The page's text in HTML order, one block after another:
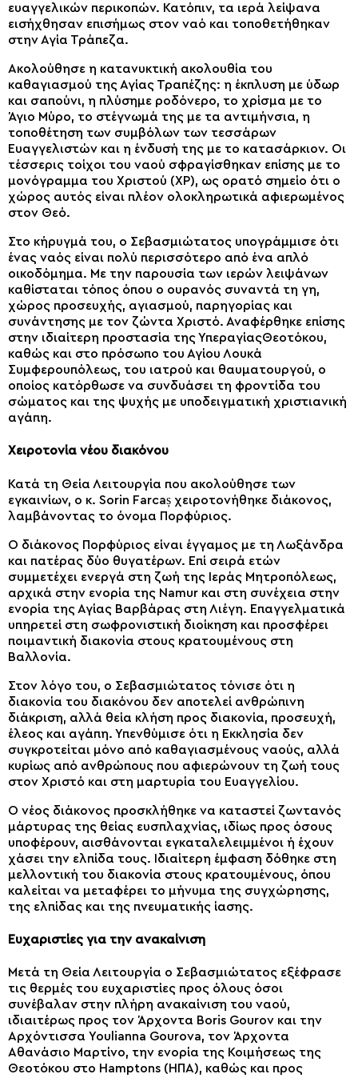
ευαγγελικών περικοπών. Κατόπιν, τα ιερά λείψανα
εισήχθησαν επισήμως στον ναό και τοποθετήθηκαν
στην Αγία Τράπεζα.
Ακολούθησε η κατανυκτική ακολουθία του
καθαγιασμού της Αγίας Τραπέζης: η έκπλυση με ύδωρ
και σαπούνι, η πλύσημε ροδόνερο, το χρίσμα με το
Άγιο Μύρο, το στέγνωμά της με τα αντιμήνσια, η
τοποθέτηση των συμβόλων των τεσσάρων
Ευαγγελιστών και η ένδυσή της με το κατασάρκιον. Οι
τέσσερις τοίχοι του ναού σφραγίσθηκαν επίσης με το
μονόγραμμα του Χριστού (ΧΡ), ως ορατό σημείο ότι ο
χώρος αυτός είναι πλέον ολοκληρωτικά αφιερωμένος
στον Θεό.
Στο κήρυγμά του, ο Σεβασμιώτατος υπογράμμισε ότι
ένας ναός είναι πολύ περισσότερο από ένα απλό
οικοδόμημα. Με την παρουσία των ιερών λειψάνων
καθίσταται τόπος όπου ο ουρανός συναντά τη γη,
χώρος προσευχής, αγιασμού, παρηγορίας και
συνάντησης με τον ζώντα Χριστό. Αναφέρθηκε επίσης
στην ιδιαίτερη προστασία της ΥπεραγίαςΘεοτόκου,
καθώς και στο πρόσωπο του Αγίου Λουκά
Συμφερουπόλεως, του ιατρού και θαυματουργού, ο
οποίος κατόρθωσε να συνδυάσει τη φροντίδα του
σώματος και της ψυχής με υποδειγματική χριστιανική
αγάπη.
Χειροτονία νέου διακόνου
Κατά τη Θεία Λειτουργία που ακολούθησε των
εγκαινίων, ο κ. Sorin Farcaș χειροτονήθηκε διάκονος,
λαμβάνοντας το όνομα Πορφύριος.
Ο διάκονος Πορφύριος είναι έγγαμος με τη Λωξάνδρα
και πατέρας δύο θυγατέρων. Επί σειρά ετών
συμμετέχει ενεργά στη ζωή της Ιεράς Μητροπόλεως,
αρχικά στην ενορία της Namur και στη συνέχεια στην
ενορία της Αγίας Βαρβάρας στη Λιέγη. Επαγγελματικά
υπηρετεί στη σωφρονιστική διοίκηση και προσφέρει
ποιμαντική διακονία στους κρατουμένους στη
Βαλλονία.
Στον λόγο του, ο Σεβασμιώτατος τόνισε ότι η
διακονία του διακόνου δεν αποτελεί ανθρώπινη
διάκριση, αλλά θεία κλήση προς διακονία, προσευχή,
έλεος και αγάπη. Υπενθύμισε ότι η Εκκλησία δεν
συγκροτείται μόνο από καθαγιασμένους ναούς, αλλά
κυρίως από ανθρώπους που αφιερώνουν τη ζωή τους
στον Χριστό και στη μαρτυρία του Ευαγγελίου.
Ο νέος διάκονος προσκλήθηκε να καταστεί ζωντανός
μάρτυρας της θείας ευσπλαχνίας, ιδίως προς όσους
υποφέρουν, αισθάνονται εγκαταλελειμμένοι ή έχουν
χάσει την ελπίδα τους. Ιδιαίτερη έμφαση δόθηκε στη
μελλοντική του διακονία στους κρατουμένους, όπου
καλείται να μεταφέρει το μήνυμα της συγχώρησης,
της ελπίδας και της πνευματικής ίασης.
Ευχαριστίες για την ανακαίνιση
Μετά τη Θεία Λειτουργία ο Σεβασμιώτατος εξέφρασε
τις θερμές του ευχαριστίες προς όλους όσοι
συνέβαλαν στην πλήρη ανακαίνιση του ναού,
ιδιαιτέρως προς τον Άρχοντα Boris Gourov και την
Αρχόντισσα Youlianna Gourova, τον Άρχοντα
Αθανάσιο Μαρτίνο, την ενορία της Κοιμήσεως της
Θεοτόκου στο Hamptons (ΗΠΑ), καθώς και προς